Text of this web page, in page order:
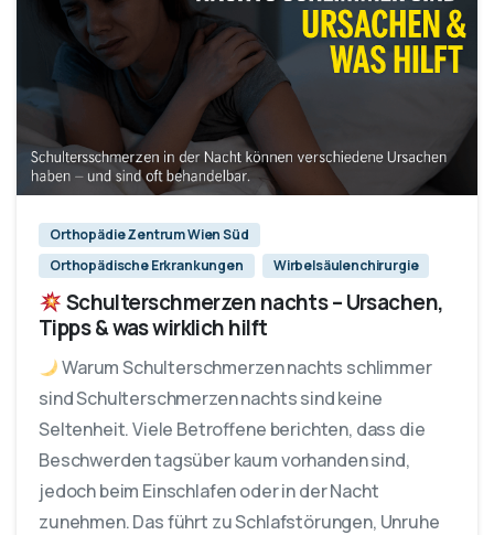
Orthopädie Zentrum Wien Süd
Orthopädische Erkrankungen
Wirbelsäulenchirurgie
Schulterschmerzen nachts – Ursachen,
Tipps & was wirklich hilft
Warum Schulterschmerzen nachts schlimmer
sind Schulterschmerzen nachts sind keine
Seltenheit. Viele Betroffene berichten, dass die
Beschwerden tagsüber kaum vorhanden sind,
jedoch beim Einschlafen oder in der Nacht
zunehmen. Das führt zu Schlafstörungen, Unruhe